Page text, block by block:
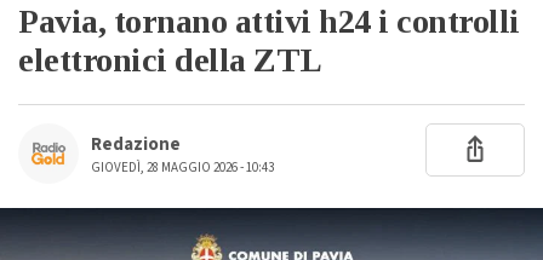
Pavia, tornano attivi h24 i controlli
elettronici della ZTL
Redazione
GIOVEDÌ, 28 MAGGIO 2026 - 10:43